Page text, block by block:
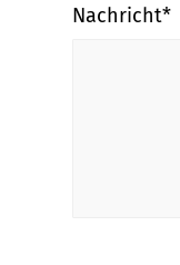
Nachricht*